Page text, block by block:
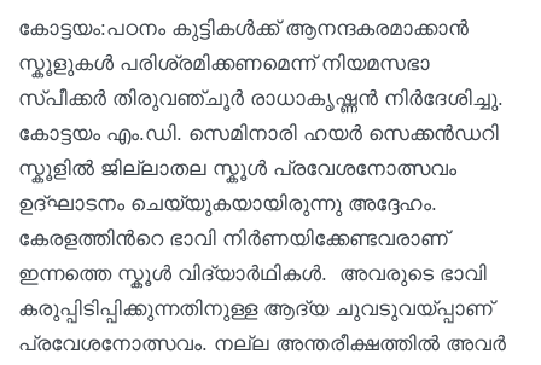
കോട്ടയം:പഠനം കുട്ടികള്‍ക്ക് ആനന്ദകരമാക്കാന്‍
സ്കൂളുകള്‍ പരിശ്രമിക്കണമെന്ന് നിയമസഭാ
സ്പീക്കര്‍ തിരുവഞ്ചൂര്‍ രാധാകൃഷ്ണന്‍ നിര്‍ദേശിച്ചു.
കോട്ടയം എം.ഡി. സെമിനാരി ഹയര്‍ സെക്കന്‍ഡറി
സ്കൂളില്‍ ജില്ലാതല സ്കൂള്‍ പ്രവേശനോത്സവം
ഉദ്ഘാടനം ചെയ്യുകയായിരുന്നു അദ്ദേഹം.
കേരളത്തിന്‍റെ ഭാവി നിര്‍ണയിക്കേണ്ടവരാണ്
ഇന്നത്തെ സ്കൂള്‍ വിദ്യാര്‍ഥികള്‍. അവരുടെ ഭാവി
കരുപ്പിടിപ്പിക്കുന്നതിനുള്ള ആദ്യ ചുവടുവയ്പ്പാണ്
പ്രവേശനോത്സവം. നല്ല അന്തരീക്ഷത്തില്‍ അവര്‍